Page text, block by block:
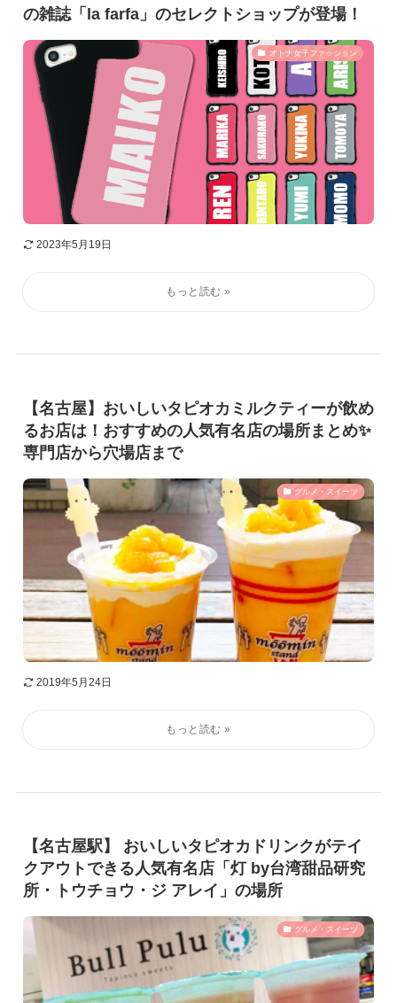
の雑誌「la farfa」のセレクトショップが登場！
オトナ女子ファッション
2023年5月19日
【名古屋】おいしいタピオカミルクティーが飲め
るお店は！おすすめの人気有名店の場所まとめ✨
専門店から穴場店まで
グルメ・スイーツ
2019年5月24日
【名古屋駅】 おいしいタピオカドリンクがテイ
クアウトできる人気有名店「灯 by台湾甜品研究
所・トウチョウ・ジ アレイ」の場所
グルメ・スイーツ